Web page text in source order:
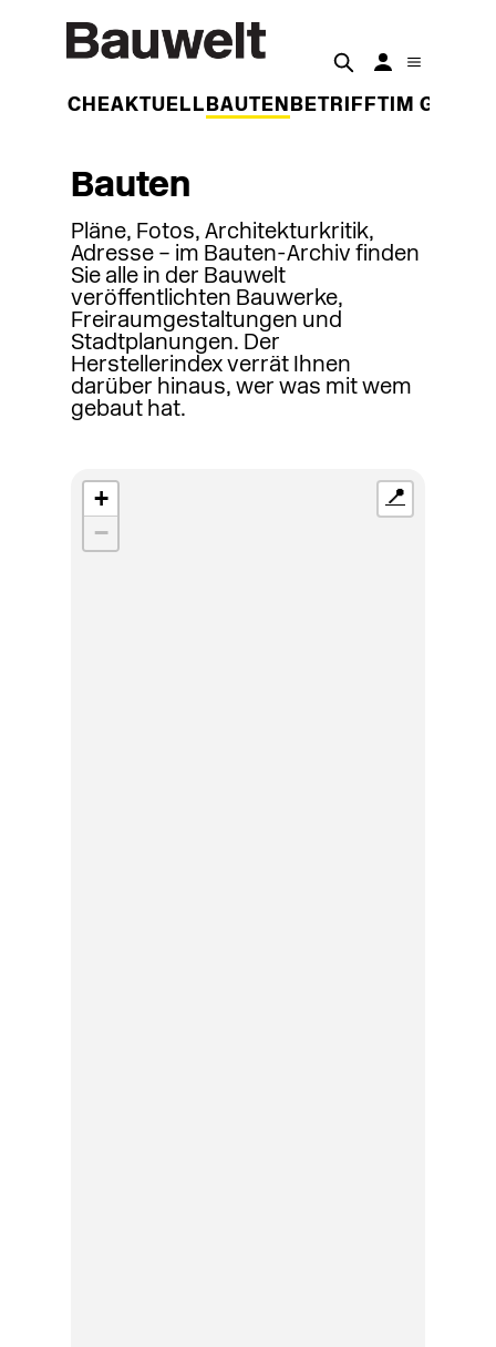
WOCHEAKTUELL BAUTEN BETRIFFT IM
Bauten
Pläne, Fotos, Architekturkritik,
Adresse – im Bauten-Archiv finden
Sie alle in der Bauwelt
veröffentlichten Bauwerke,
Freiraumgestaltungen und
Stadtplanungen. Der
Herstellerindex verrät Ihnen
darüber hinaus, wer was mit wem
gebaut hat.
+
−
📍